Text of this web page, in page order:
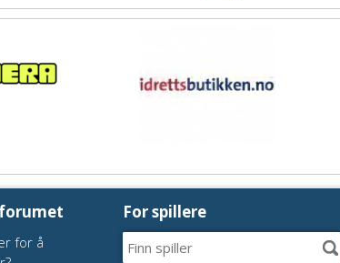
for å
For spillere